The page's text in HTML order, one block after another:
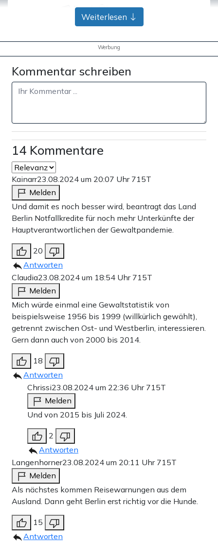
Bank-Überweisung
Weiterlesen
Werbung
Kommentar schreiben
14 Kommentare
Kainarr23.08.2024 um 20:07 Uhr 715T
Melden
Und damit es noch besser wird, beantragt das Land
Berlin Notfallkredite für noch mehr Unterkünfte der
Hauptverantwortlichen der Gewaltpandemie.
20
Antworten
Claudia23.08.2024 um 18:54 Uhr 715T
Melden
Mich würde einmal eine Gewaltstatistik von
beispielsweise 1956 bis 1999 (willkürlich gewählt),
getrennt zwischen Ost- und Westberlin, interessieren.
Gern dann auch von 2000 bis 2014.
18
Antworten
Chrissi23.08.2024 um 22:36 Uhr 715T
Melden
Und von 2015 bis Juli 2024.
2
Antworten
Langenhorner23.08.2024 um 20:11 Uhr 715T
Melden
Als nächstes kommen Reisewarnungen aus dem
Ausland. Dann geht Berlin erst richtig vor die Hunde.
15
Antworten